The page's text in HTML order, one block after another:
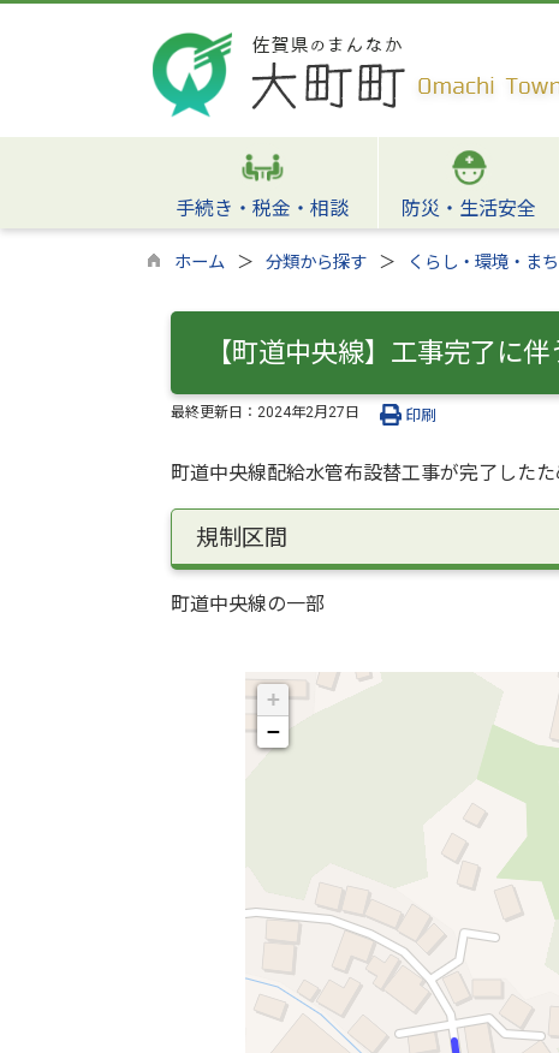
手続き・税金・相談 防災・生活安全
ホーム 分類から探す くらし・環境・ま
【町道中央線】工事完了に
最終更新日： 2024年2月27日 印刷
町道中央線配給水管布設替工事が完了したた
規制区間
町道中央線の一部